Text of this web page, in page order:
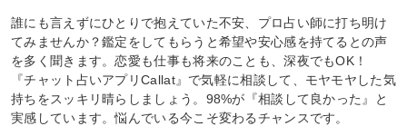
誰にも言えずにひとりで抱えていた不安、プロ占い師に打ち明け
てみませんか？鑑定をしてもらうと希望や安心感を持てるとの声
を多く聞きます。恋愛も仕事も将来のことも、深夜でもOK！
『チャット占いアプリCallat』で気軽に相談して、モヤモヤした気
持ちをスッキリ晴らしましょう。98%が『相談して良かった』と
実感しています。悩んでいる今こそ変わるチャンスです。